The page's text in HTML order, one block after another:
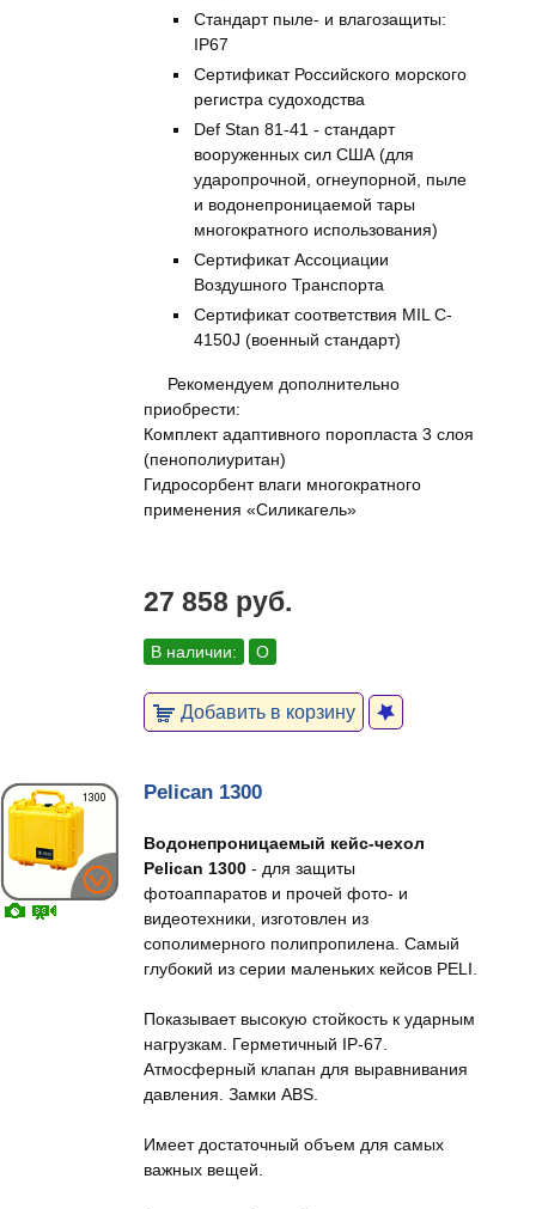
Стандарт пыле- и влагозащиты:
IP67
Сертификат Российского морского
регистра судоходства
Def Stan 81-41 - стандарт
вооруженных сил США (для
ударопрочной, огнеупорной, пыле
и водонепроницаемой тары
многократного использования)
Сертификат Ассоциации
Воздушного Транспорта
Сертификат соответствия MIL C-
4150J (военный стандарт)
Рекомендуем дополнительно
приобрести:
Комплект адаптивного поропласта 3 слоя
(пенополиуритан)
Гидросорбент влаги многократного
применения «Силикагель»
27 858 руб.
В наличии: О
Добавить в корзину
Pelican 1300
Водонепроницаемый кейс-чехол
Pelican 1300 - для защиты
фотоаппаратов и прочей фото- и
видеотехники, изготовлен из
сополимерного полипропилена. Самый
глубокий из серии маленьких кейсов PELI.
Показывает высокую стойкость к ударным
нагрузкам. Герметичный IP-67.
Атмосферный клапан для выравнивания
давления. Замки ABS.
Имеет достаточный объем для самых
важных вещей.